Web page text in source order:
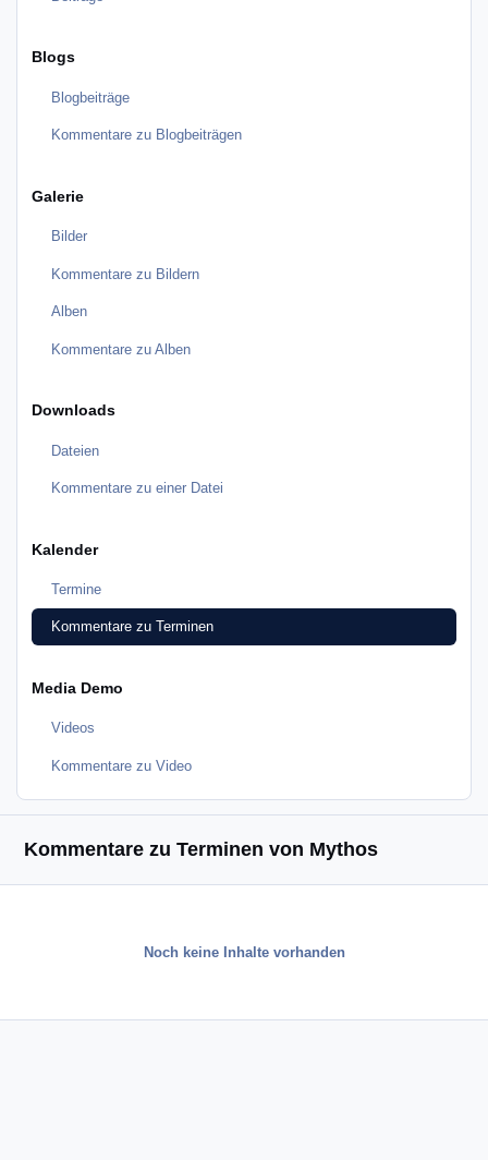
Blogs
Blogbeiträge
Kommentare zu Blogbeiträgen
Galerie
Bilder
Kommentare zu Bildern
Alben
Kommentare zu Alben
Downloads
Dateien
Kommentare zu einer Datei
Kalender
Termine
Kommentare zu Terminen
Media Demo
Videos
Kommentare zu Video
Kommentare zu Terminen von Mythos
Noch keine Inhalte vorhanden